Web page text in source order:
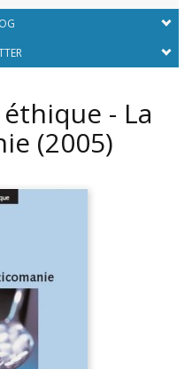
éthique - La
(2005)